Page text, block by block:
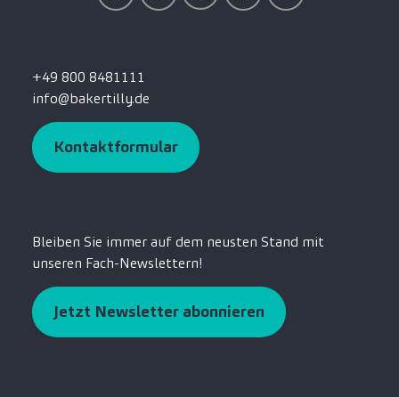
+49 800 8481111
info@bakertilly.de
Kontaktformular
Bleiben Sie immer auf dem neusten Stand mit
unseren Fach-Newslettern!
Jetzt Newsletter abonnieren